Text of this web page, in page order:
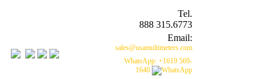
Tel.
888 315.6773
Email:
sales@usamultimeters.com
WhatsApp: +1619 569-
1640